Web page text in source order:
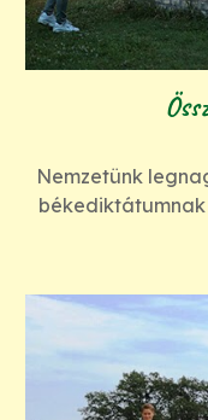
Nemzetünk
békediktátumnak